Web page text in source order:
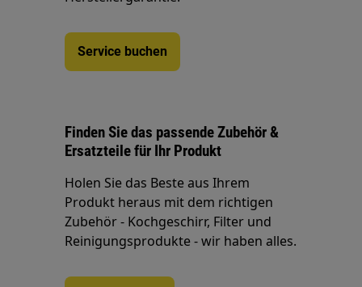
Service buchen
Finden Sie das passende Zubehör &
Ersatzteile für Ihr Produkt
Holen Sie das Beste aus Ihrem
Produkt heraus mit dem richtigen
Zubehör - Kochgeschirr, Filter und
Reinigungsprodukte - wir haben alles.